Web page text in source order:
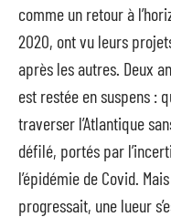
comme un retour à
2020, ont vu leurs
après les autres. Deux
est restée en suspens :
traverser l’Atlantique
défilé, portés par
l’épidémie de Covid.
progressait, une lueur